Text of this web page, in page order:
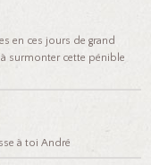
en ces jours de grand
surmonter cette pénible
à toi André